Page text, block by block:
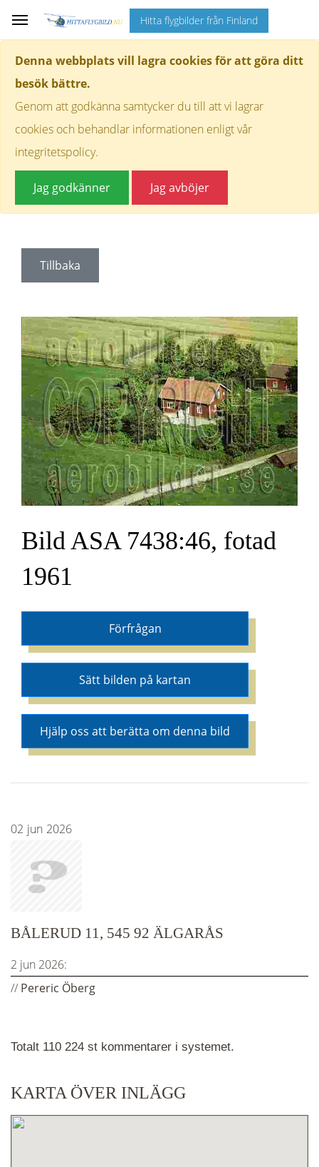
Denna webbplats vill lagra cookies för att göra ditt
besök bättre.
Genom att godkänna samtycker du till att vi lagrar
cookies och behandlar informationen enligt vår
integritetspolicy.
Jag godkänner Jag avböjer
Hitta flygbilder från Finland
Tillbaka
Bild ASA 7438:46, fotad
1961
Förfrågan
Sätt bilden på kartan
Hjälp oss att berätta om denna bild
Totalt 110 224 st kommentarer i systemet.
KARTA ÖVER INLÄGG
02 jun 2026
BÅLERUD 11, 545 92 ÄLGARÅS
2 jun 2026:
// Pereric Öberg